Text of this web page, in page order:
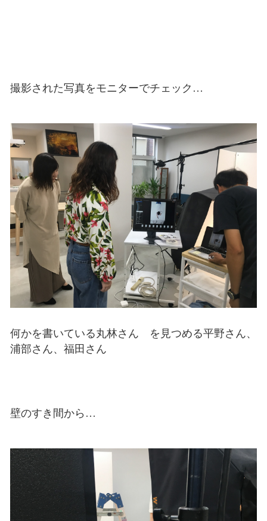
撮影された写真をモニターでチェック…
何かを書いている丸林さん を見つめる平野さん、
浦部さん、福田さん
壁のすき間から…